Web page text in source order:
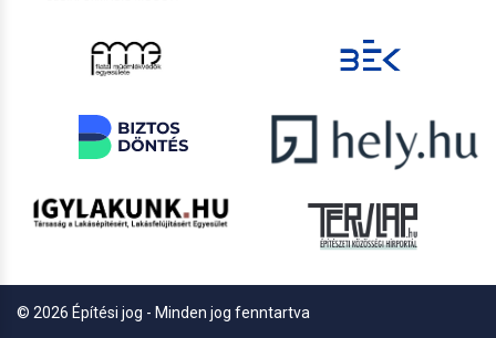
© 2026 Építési jog - Minden jog fenntartva